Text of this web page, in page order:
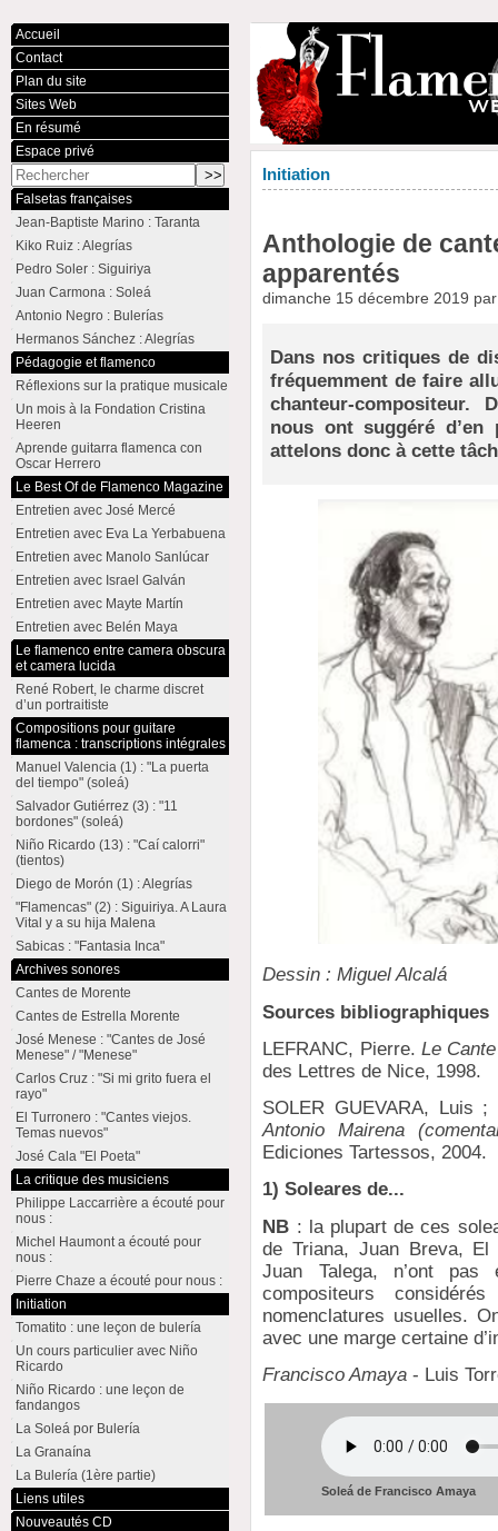
Initiation
Anthologie de
apparentés
dimanche 15 décembre 2019
Dans nos critiques de
fréquemment de faire
chanteur-compositeur.
nous ont suggéré
attelons donc à cette
Dessin : Miguel Alcalá
Sources bibliographiques
LEFRANC, Pierre. Le
des Lettres de Nice, 1998.
SOLER GUEVARA, Luis
Antonio Mairena
Ediciones Tartessos, 2004.
1) Soleares de...
NB : la plupart de ces
de Triana, Juan Breva,
Juan Talega, n’ont pas
compositeurs
nomenclatures usuelles.
avec une marge certaine
Francisco Amaya - Luis
Soleá de Francisco Amaya
Accueil
Contact
Plan du site
Sites Web
En résumé
Espace privé
Falsetas françaises
Jean-Baptiste Marino : Taranta
Kiko Ruiz : Alegrías
Pedro Soler : Siguiriya
Juan Carmona : Soleá
Antonio Negro : Bulerías
Hermanos Sánchez : Alegrías
Pédagogie et flamenco
Réflexions sur la pratique musicale
Un mois à la Fondation Cristina
Heeren
Aprende guitarra flamenca con
Oscar Herrero
Le Best Of de Flamenco Magazine
Entretien avec José Mercé
Entretien avec Eva La Yerbabuena
Entretien avec Manolo Sanlúcar
Entretien avec Israel Galván
Entretien avec Mayte Martín
Entretien avec Belén Maya
Le flamenco entre camera obscura
et camera lucida
René Robert, le charme discret
d’un portraitiste
Compositions pour guitare
flamenca : transcriptions intégrales
Manuel Valencia (1) : "La puerta
del tiempo" (soleá)
Salvador Gutiérrez (3) : "11
bordones" (soleá)
Niño Ricardo (13) : "Caí calorri"
(tientos)
Diego de Morón (1) : Alegrías
"Flamencas" (2) : Siguiriya. A Laura
Vital y a su hija Malena
Sabicas : "Fantasia Inca"
Archives sonores
Cantes de Morente
Cantes de Estrella Morente
José Menese : "Cantes de José
Menese" / "Menese"
Carlos Cruz : "Si mi grito fuera el
rayo"
El Turronero : "Cantes viejos.
Temas nuevos"
José Cala "El Poeta"
La critique des musiciens
Philippe Laccarrière a écouté pour
nous :
Michel Haumont a écouté pour
nous :
Pierre Chaze a écouté pour nous :
Initiation
Tomatito : une leçon de bulería
Un cours particulier avec Niño
Ricardo
Niño Ricardo : une leçon de
fandangos
La Soleá por Bulería
La Granaína
La Bulería (1ère partie)
Liens utiles
Nouveautés CD